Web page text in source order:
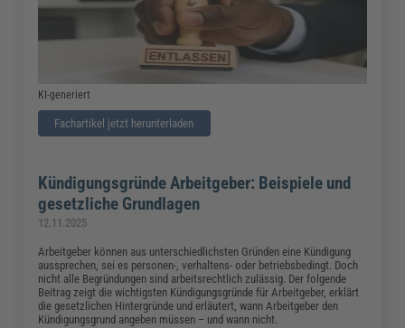
KI-generiert
Fachartikel jetzt herunterladen
Kündigungsgründe Arbeitgeber: Beispiele und
gesetzliche Grundlagen
12.11.2025
Arbeitgeber können aus unterschiedlichsten Gründen eine Kündigung
aussprechen, sei es personen-, verhaltens- oder betriebsbedingt. Doch
nicht alle Begründungen sind arbeitsrechtlich zulässig. Der folgende
Beitrag zeigt die wichtigsten Kündigungsgründe für Arbeitgeber, erklärt
die gesetzlichen Hintergründe und erläutert, wann Arbeitgeber den
Kündigungsgrund angeben müssen – und wann nicht.